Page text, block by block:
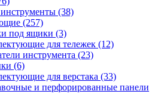
(38)
(257)
под ящики (3)
для тележек (12)
инструмента (23)
(6)
для верстака (33)
и перфорированные панели